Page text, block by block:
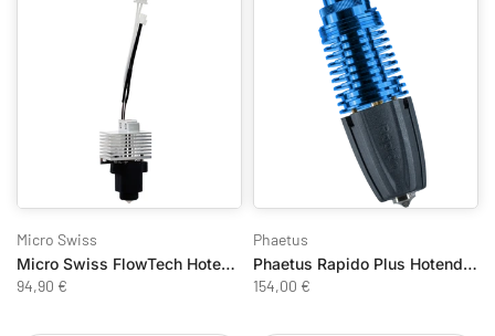
Micro Swiss
Micro Swiss FlowTech Hotend für Bambu Lab X1/X1C – Messing CHT Hochfluss
94,90 €
Phaetus
Phaetus Rapido Plus Hotend HF
154,00 €